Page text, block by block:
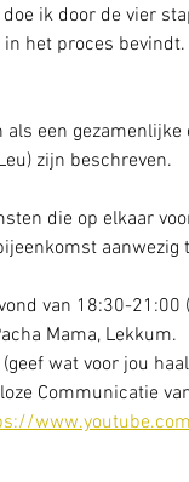
ik door de vier
het proces
als een
zijn beschreven.
die op elkaar
aanwezig
van 18:30-
Mama, Lekkum.
wat voor jou
Communicatie